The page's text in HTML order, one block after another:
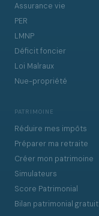
Assurance vie
PER
LMNP
Déficit foncier
Loi Malraux
Nue-propriété
PATRIMOINE
Réduire mes impôts
Préparer ma retraite
Créer mon patrimoine
Simulateurs
Score Patrimonial
Bilan patrimonial gratuit